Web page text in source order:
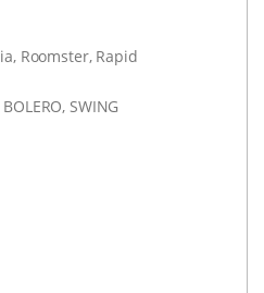
Roomster, Rapid
SWING